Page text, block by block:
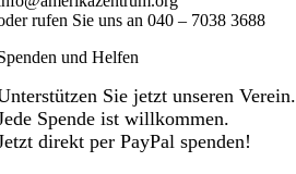
rufen Sie uns an040 – 7038 3688
und Helfen
Sie jetzt unseren Verein.
Spende ist willkommen.
direkt per PayPal spenden!